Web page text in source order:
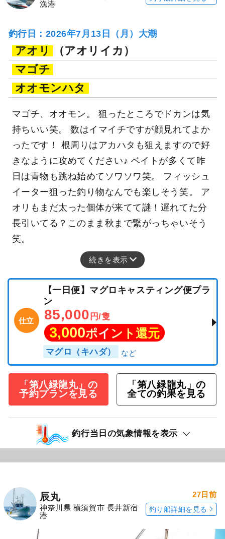
漁港
釣行日：2026年7月13日（月）大潮
アオリ
（アオリイカ）
マゴチ
オオモンハタ
マゴチ、オオモン。 狙ったところでドカンは気
持ちいい笑。 数はイマイチですが顔見れてよか
ったです！ 根周りはアカハタも狙えますので好
きなように攻めてください♪ ベイトが多くて昨
日は青物も跳ね始めてソワソワ笑。 フィッシュ
イーター狙った釣り物なんでも楽しそう笑。 ア
オリもまだ太った個体が来てて謎！遅れてた分
長引いてる？このまま秋まで繋がっちゃいそう
笑。
続きを表示
仕立
【一日便】マグロキャスティング便プラ
ン
85,000 円/隻
3,000ポイント還元
マグロ（キハダ）
「第八緑龍丸」の
予約プランを見る
「第八緑龍丸」の
全ての釣果を見る
釣行当日の気象情報を表示
辰丸
神奈川県 横須賀市 長井新宿
港
27日前
釣り船詳細を見る